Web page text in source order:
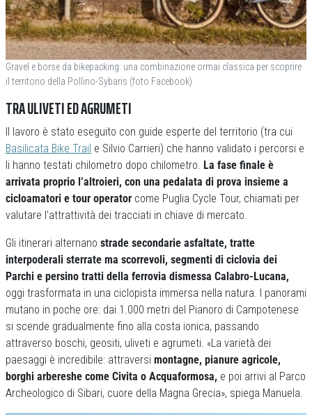
Gravel e borse da bikepacking: una combinazione ormai classica per scoprire
il territorio della Pollino-Sybaris (foto Facebook)
TRA ULIVETI ED AGRUMETI
Il lavoro è stato eseguito con guide esperte del territorio (tra cui
Basilicata Bike Trail e Silvio Carrieri) che hanno validato i percorsi e
li hanno testati chilometro dopo chilometro. La fase finale è
arrivata proprio l’altroieri, con una pedalata di prova insieme a
cicloamatori e tour operator come Puglia Cycle Tour, chiamati per
valutare l’attrattività dei tracciati in chiave di mercato.
Gli itinerari alternano strade secondarie asfaltate, tratte
interpoderali sterrate ma scorrevoli, segmenti di ciclovia dei
Parchi e persino tratti della ferrovia dismessa Calabro-Lucana,
oggi trasformata in una ciclopista immersa nella natura. I panorami
mutano in poche ore: dai 1.000 metri del Pianoro di Campotenese
si scende gradualmente fino alla costa ionica, passando
attraverso boschi, geositi, uliveti e agrumeti. «La varietà dei
paesaggi è incredibile: attraversi montagne, pianure agricole,
borghi arbereshe come Civita o Acquaformosa, e poi arrivi al Parco
Archeologico di Sibari, cuore della Magna Grecia», spiega Manuela.